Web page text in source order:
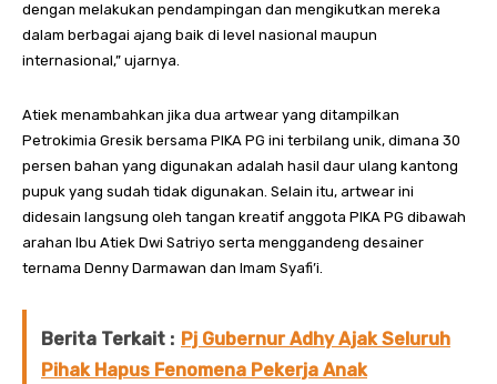
dengan melakukan pendampingan dan mengikutkan mereka
dalam berbagai ajang baik di level nasional maupun
internasional,” ujarnya.
Atiek menambahkan jika dua artwear yang ditampilkan
Petrokimia Gresik bersama PIKA PG ini terbilang unik, dimana 30
persen bahan yang digunakan adalah hasil daur ulang kantong
pupuk yang sudah tidak digunakan. Selain itu, artwear ini
didesain langsung oleh tangan kreatif anggota PIKA PG dibawah
arahan Ibu Atiek Dwi Satriyo serta menggandeng desainer
ternama Denny Darmawan dan Imam Syafi’i.
Berita Terkait : Pj Gubernur Adhy Ajak Seluruh
Pihak Hapus Fenomena Pekerja Anak